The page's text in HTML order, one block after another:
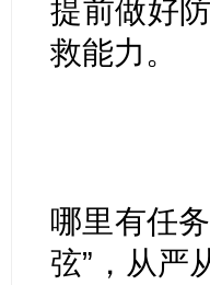
提前做好
救能力。
哪里有任
弦”，从严